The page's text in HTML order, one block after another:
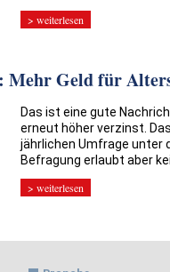
> weiterlesen
Mehr Geld für
Das ist eine gute
erneut höher verzinst.
jährlichen Umfrage unter
Befragung erlaubt aber
> weiterlesen